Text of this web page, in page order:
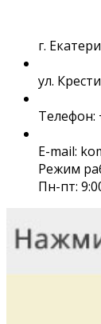
г.
ул.
Телефон:
E-mail:
Режим
Пн-пт: